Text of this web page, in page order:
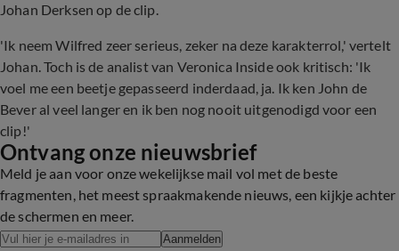
Johan Derksen op de clip.
'Ik neem Wilfred zeer serieus, zeker na deze karakterrol,' vertelt
Johan. Toch is de analist van Veronica Inside ook kritisch: 'Ik
voel me een beetje gepasseerd inderdaad, ja. Ik ken John de
Bever al veel langer en ik ben nog nooit uitgenodigd voor een
clip!'
Ontvang onze nieuwsbrief
Meld je aan voor onze wekelijkse mail vol met de beste
fragmenten, het meest spraakmakende nieuws, een kijkje achter
de schermen en meer.
Aanmelden